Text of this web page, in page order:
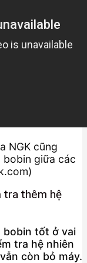
NGK cũng
bobin giữa các
tra thêm hệ
bobin tốt ở vai
tra hệ nhiên
còn bỏ máy.